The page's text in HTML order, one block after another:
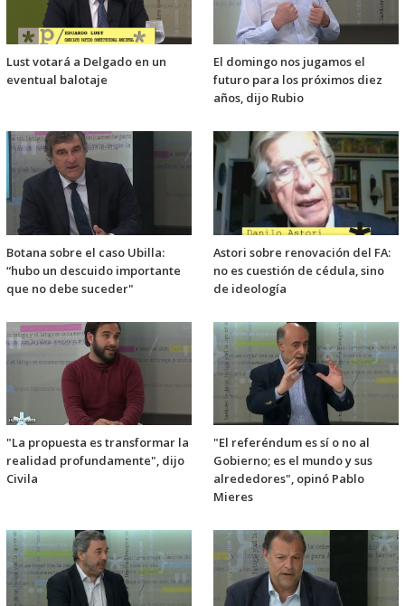
Lust votará a Delgado en un
eventual balotaje
El domingo nos jugamos el
futuro para los próximos diez
años, dijo Rubio
Botana sobre el caso Ubilla:
“hubo un descuido importante
que no debe suceder"
Astori sobre renovación del FA:
no es cuestión de cédula, sino
de ideología
"La propuesta es transformar la
realidad profundamente", dijo
Civila
"El referéndum es sí o no al
Gobierno; es el mundo y sus
alrededores", opinó Pablo
Mieres